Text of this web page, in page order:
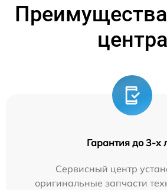
центра
Гарантия до 3-х
Сервисный центр
оригинальные запчасти